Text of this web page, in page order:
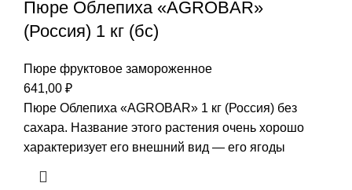
Пюре Облепиха «AGROBAR»
(Россия) 1 кг (бс)
Пюре фруктовое замороженное
641,00 ₽
Пюре Облепиха «AGROBAR» 1 кг (Россия) без
сахара. Название этого растения очень хорошо
характеризует его внешний вид — его ягоды